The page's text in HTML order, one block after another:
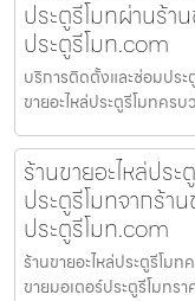
ประตูรีโมทผ่านร้า
ประตูรีโมท.com
บริการติดตั้งและซ่อมประ
ขายอะไหล่ประตูรีโมทคร
ร้านขายอะไหล่ปร
ประตูรีโมทจากร้า
ประตูรีโมท.com
ร้านขายอะไหล่ประตูรีโม
ขายมอเตอร์ประตูรีโมทร